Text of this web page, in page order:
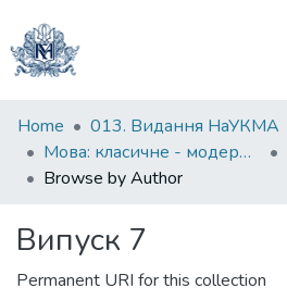
Communities
&
Collections
Home
013. Видання НаУКМА
Мова: класичне - модерне - постмодерне
Browse by Author
Випуск 7
Permanent URI for this collection